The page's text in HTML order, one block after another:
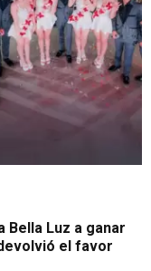
Bella Luz a ganar
el favor